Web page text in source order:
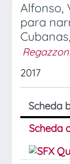
Alfonso,
para
2017
Scheda
Scheda